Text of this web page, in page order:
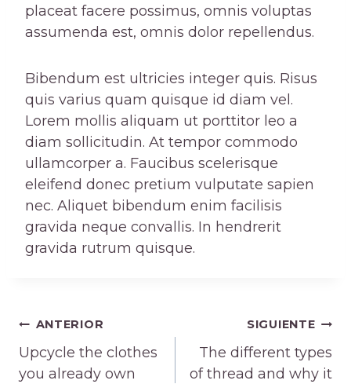
placeat facere possimus, omnis voluptas
assumenda est, omnis dolor repellendus.
Bibendum est ultricies integer quis. Risus
quis varius quam quisque id diam vel.
Lorem mollis aliquam ut porttitor leo a
diam sollicitudin. At tempor commodo
ullamcorper a. Faucibus scelerisque
eleifend donec pretium vulputate sapien
nec. Aliquet bibendum enim facilisis
gravida neque convallis. In hendrerit
gravida rutrum quisque.
Navegación
de
ANTERIOR
Upcycle the clothes
you already own
SIGUIENTE
The different types
of thread and why it